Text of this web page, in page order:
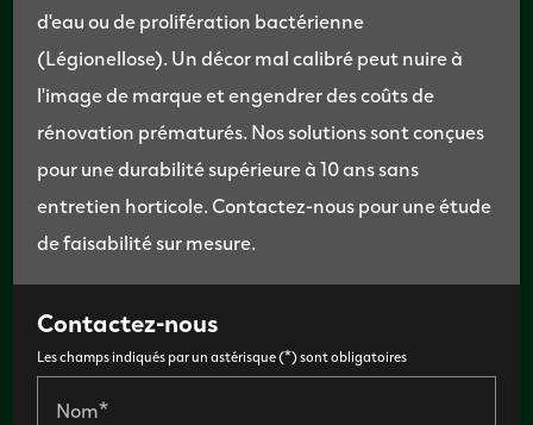
d'eau ou de prolifération bactérienne
(Légionellose). Un décor mal calibré peut nuire à
l'image de marque et engendrer des coûts de
rénovation prématurés. Nos solutions sont conçues
pour une durabilité supérieure à 10 ans sans
entretien horticole. Contactez-nous pour une étude
de faisabilité sur mesure.
Contactez-nous
Les champs indiqués par un astérisque (*) sont obligatoires
Nom*